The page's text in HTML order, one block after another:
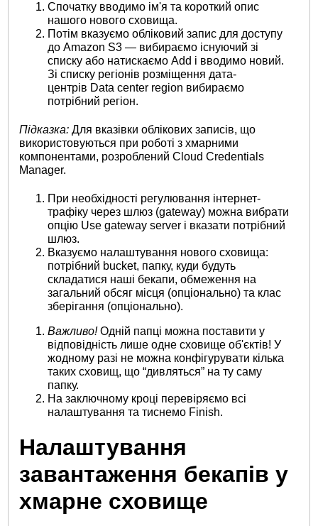
Спочатку вводимо ім'я та короткий опис
нашого нового сховища.
Потім вказуємо обліковий запис для доступу
до Amazon S3 — вибираємо існуючий зі
списку або натискаємо Add і вводимо новий.
Зі списку регіонів розміщення дата-
центрів Data center region вибираємо
потрібний регіон.
Підказка: Для вказівки облікових записів, що
використовуються при роботі з хмарними
компонентами, розроблений Cloud Credentials
Manager.
При необхідності регулювання інтернет-
трафіку через шлюз (gateway) можна вибрати
опцію Use gateway server і вказати потрібний
шлюз.
Вказуємо налаштування нового сховища:
потрібний bucket, папку, куди будуть
складатися наші бекапи, обмеження на
загальний обсяг місця (опціонально) та клас
зберігання (опціонально).
Важливо!Одній папці можна поставити у
відповідність лише одне сховище об'єктів! У
жодному разі не можна конфігурувати кілька
таких сховищ, що “дивляться” на ту саму
папку.
На заключному кроці перевіряємо всі
налаштування та тиснемо Finish.
Налаштування
завантаження бекапів у
хмарне сховище